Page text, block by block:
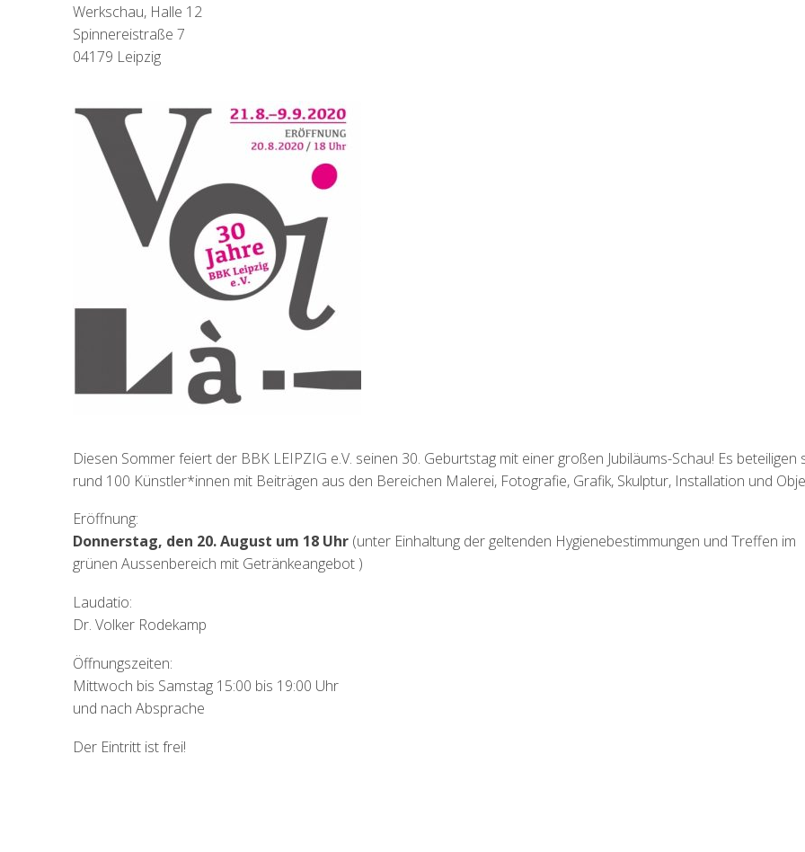
Werkschau, Halle 12
Spinnereistraße 7
04179 Leipzig
Diesen Sommer feiert der BBK LEIPZIG e.V. seinen 30. Geburtstag mit einer großen Jubiläums-Schau! Es beteiligen
rund 100 Künstler*innen mit Beiträgen aus den Bereichen Malerei, Fotografie, Grafik, Skulptur, Installation und
Eröffnung:
Donnerstag, den 20. August um 18 Uhr(unter Einhaltung der geltenden Hygienebestimmungen und Treffen im
grünen Aussenbereich mit Getränkeangebot )
Laudatio:
Dr. Volker Rodekamp
Öffnungszeiten:
Mittwoch bis Samstag 15:00 bis 19:00 Uhr
und nach Absprache
Der Eintritt ist frei!